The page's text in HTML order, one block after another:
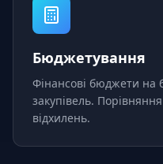
Бюджетування
Фінансові бюджети на
закупівель.
відхилень.